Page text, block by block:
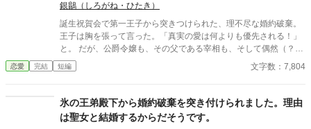
銀鶲（しろがね・ひたき）
誕生祝賀会で第一王子から突きつけられた、理不尽な婚約破棄。
王子は胸を張って言った。「真実の愛は何よりも優先される！」
と。 ​だが、公爵令嬢も、その父である宰相も、そして偶然（？）
その場に居合わせた隣国の第二王子も、全員が内心でガッツポー
ズを決めていた。 ​「あの王子なら、必ず考えなしな計画を実行す
いていた公爵家による、おそろしくスピーディーな王権強奪（セ
ルフ自滅）の記録。 ※全4話＋番外編1話のサクッと読める短編で
す。凄惨な不幸描写はありません。後味爽快な論破劇をお楽しみ
恋愛 完結 短編 文字数：7,804
氷の王弟殿下から婚約破棄を突き付けられました。理由
は聖女と結婚するからだそうです。